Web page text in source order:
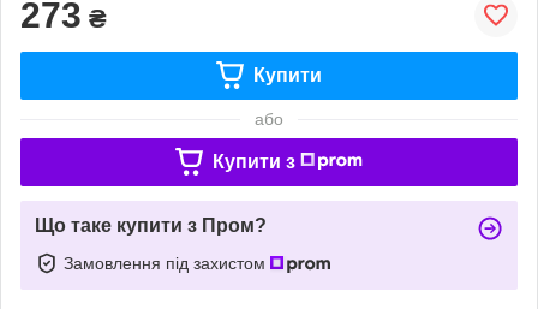
273 ₴
Купити
або
Купити з
Що таке купити з Пром?
Замовлення під захистом